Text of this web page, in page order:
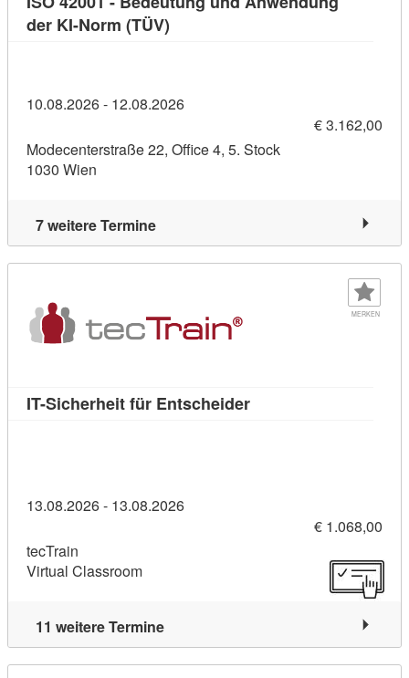
der KI-Norm (TÜV)
10.08.2026 - 12.08.2026
€ 3.162,00
Modecenterstraße 22, Office 4, 5. Stock
1030 Wien
7 weitere Termine
MERKEN
IT-Sicherheit für EntscheiderKursdetail: IT-
13.08.2026 - 13.08.2026
€ 1.068,00
tecTrain
Virtual Classroom
11 weitere Termine